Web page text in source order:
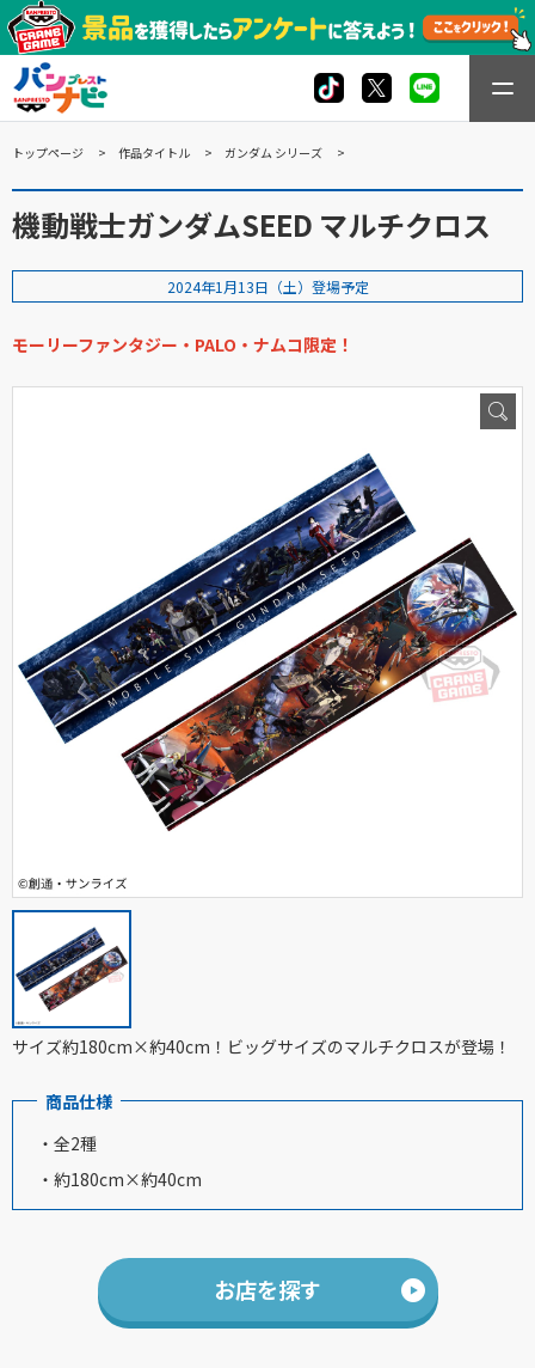
トップページ 作品タイトル ガンダム シリーズ
機動戦士ガンダムSEED マルチクロス
2024年1月13日（土）登場予定
モーリーファンタジー・PALO・ナムコ限定！
サイズ約180cm×約40cm！ビッグサイズのマルチクロスが登場！
商品仕様
・全2種
・約180cm×約40cm
お店を探す